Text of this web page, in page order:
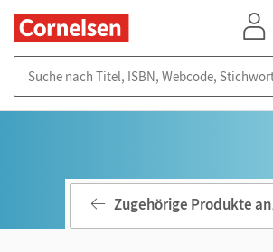
Zugehörige Produkte